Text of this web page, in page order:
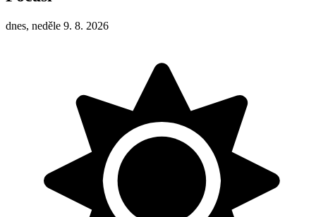
dnes, neděle 9. 8. 2026